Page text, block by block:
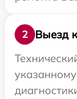
2
Выезд